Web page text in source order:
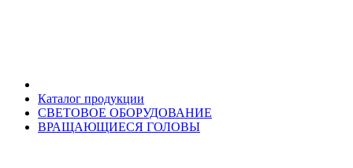
Каталог продукции
СВЕТОВОЕ ОБОРУДОВАНИЕ
ВРАЩАЮЩИЕСЯ ГОЛОВЫ